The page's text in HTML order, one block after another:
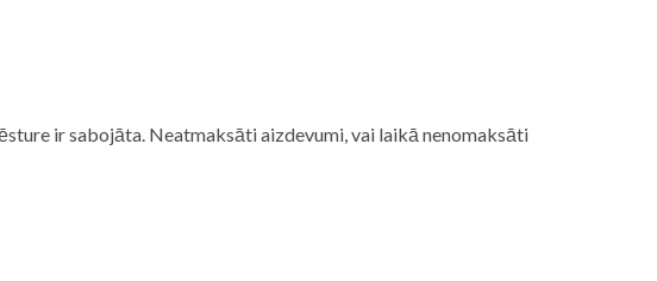
ir sabojāta. Neatmaksāti aizdevumi, vai laikā nenomaksāti